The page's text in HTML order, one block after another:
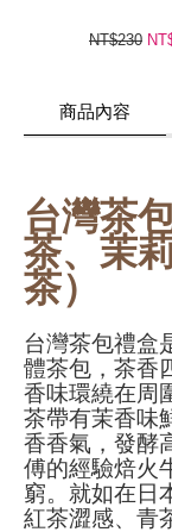
NT$230
商品內容
台灣茶
茶、茉
茶）
台灣茶包禮盒
體茶包，茶香
香味環繞在周
茶帶有茉香味
香香氣，發酵
傅的經驗焙火
窮。就如在日
紅茶澀感、青